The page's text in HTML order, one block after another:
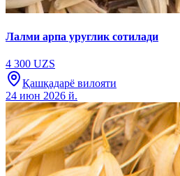
Лалми арпа уруглик сотилади
4 300 UZS
Қашқадарё вилояти
24 июн 2026 й.